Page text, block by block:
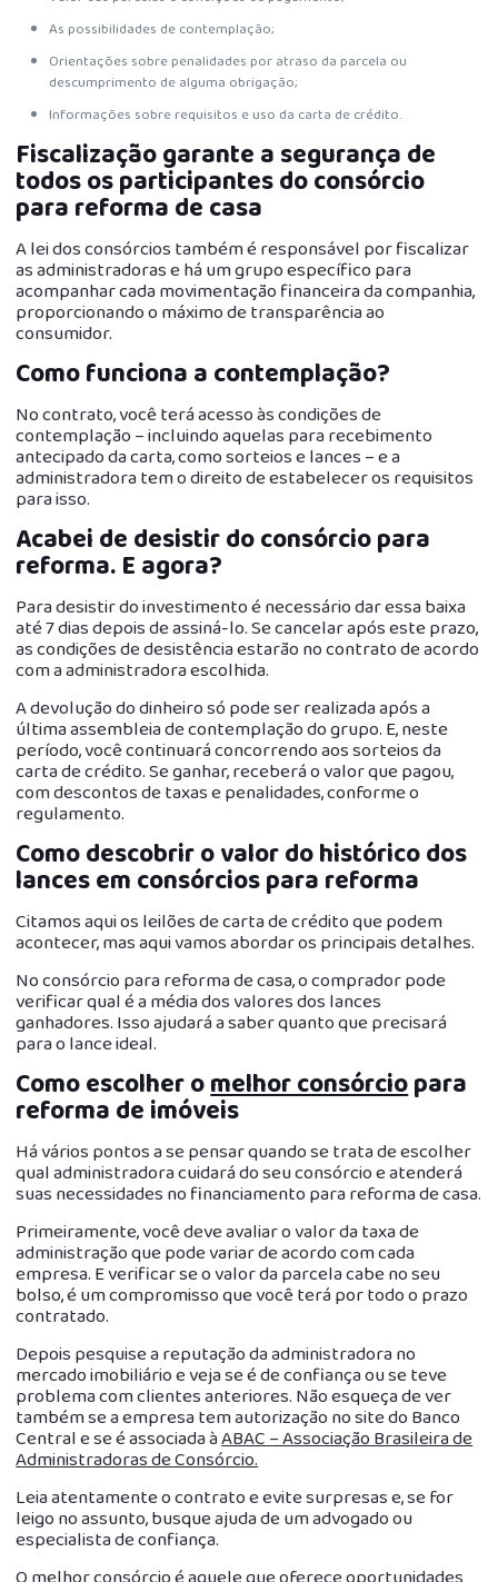
As possibilidades de contemplação;
Orientações sobre penalidades por atraso da parcela ou
descumprimento de alguma obrigação;
Informações sobre requisitos e uso da carta de crédito.
Fiscalização garante a segurança de
todos os participantes do consórcio
para reforma de casa
A lei dos consórcios também é responsável por fiscalizar
as administradoras e há um grupo específico para
acompanhar cada movimentação financeira da companhia,
proporcionando o máximo de transparência ao
consumidor.
Como funciona a contemplação?
No contrato, você terá acesso às condições de
contemplação – incluindo aquelas para recebimento
antecipado da carta, como sorteios e lances – e a
administradora tem o direito de estabelecer os requisitos
para isso.
Acabei de desistir do consórcio para
reforma. E agora?
Para desistir do investimento é necessário dar essa baixa
até 7 dias depois de assiná-lo. Se cancelar após este prazo,
as condições de desistência estarão no contrato de acordo
com a administradora escolhida.
A devolução do dinheiro só pode ser realizada após a
última assembleia de contemplação do grupo. E, neste
período, você continuará concorrendo aos sorteios da
carta de crédito. Se ganhar, receberá o valor que pagou,
com descontos de taxas e penalidades, conforme o
regulamento.
Como descobrir o valor do histórico dos
lances em consórcios para reforma
Citamos aqui os leilões de carta de crédito que podem
acontecer, mas aqui vamos abordar os principais detalhes.
No consórcio para reforma de casa, o comprador pode
verificar qual é a média dos valores dos lances
ganhadores. Isso ajudará a saber quanto que precisará
para o lance ideal.
Como escolher omelhor consórciopara
reforma de imóveis
Há vários pontos a se pensar quando se trata de escolher
qual administradora cuidará do seu consórcio e atenderá
suas necessidades no financiamento para reforma de casa.
Primeiramente, você deve avaliar o valor da taxa de
administração que pode variar de acordo com cada
empresa. E verificar se o valor da parcela cabe no seu
bolso, é um compromisso que você terá por todo o prazo
contratado.
Depois pesquise a reputação da administradora no
mercado imobiliário e veja se é de confiança ou se teve
problema com clientes anteriores. Não esqueça de ver
também se a empresa tem autorização no site do Banco
Central e se é associada àABAC – Associação Brasileira de
Administradoras de Consórcio.
Leia atentamente o contrato e evite surpresas e, se for
leigo no assunto, busque ajuda de um advogado ou
especialista de confiança.